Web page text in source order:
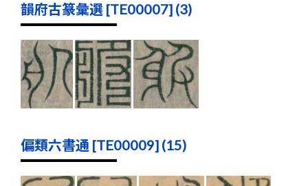
韻府古篆彙選 [TE00007] (3)
偏類六書通 [TE00009] (15)